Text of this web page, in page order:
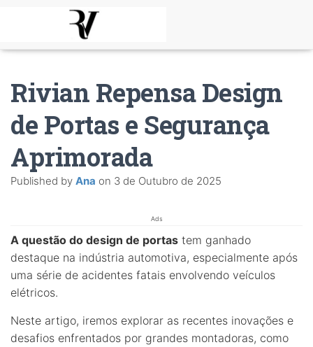
Rivian Repensa Design
de Portas e Segurança
Aprimorada
Published by Ana on 3 de Outubro de 2025
Ads
A questão do design de portas tem ganhado
destaque na indústria automotiva, especialmente após
uma série de acidentes fatais envolvendo veículos
elétricos.
Neste artigo, iremos explorar as recentes inovações e
desafios enfrentados por grandes montadoras, como